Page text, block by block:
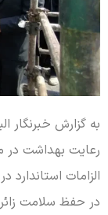
به گزارش خبرنگار
رعایت بهداشت در
الزامات
در حفظ سلامت